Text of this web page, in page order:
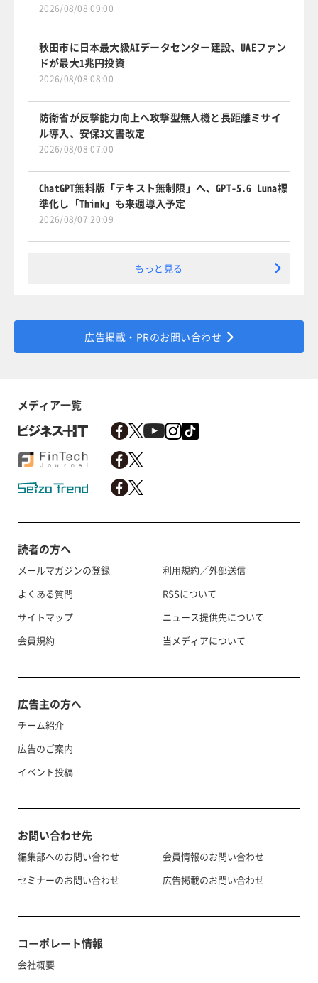
2026/08/08 09:00
秋田市に日本最大級AIデータセンター建設、UAEファン
ドが最大1兆円投資
2026/08/08 08:00
防衛省が反撃能力向上へ攻撃型無人機と長距離ミサイ
ル導入、安保3文書改定
2026/08/08 07:00
ChatGPT無料版「テキスト無制限」へ、GPT-5.6 Luna標
準化し「Think」も来週導入予定
2026/08/07 20:09
もっと見る
広告掲載・PRのお問い合わせ
メディア一覧
読者の方へ
メールマガジンの登録
よくある質問
サイトマップ
会員規約
利用規約／外部送信
RSSについて
ニュース提供先について
当メディアについて
広告主の方へ
チーム紹介
広告のご案内
イベント投稿
お問い合わせ先
編集部へのお問い合わせ
セミナーのお問い合わせ
会員情報のお問い合わせ
広告掲載のお問い合わせ
コーポレート情報
会社概要